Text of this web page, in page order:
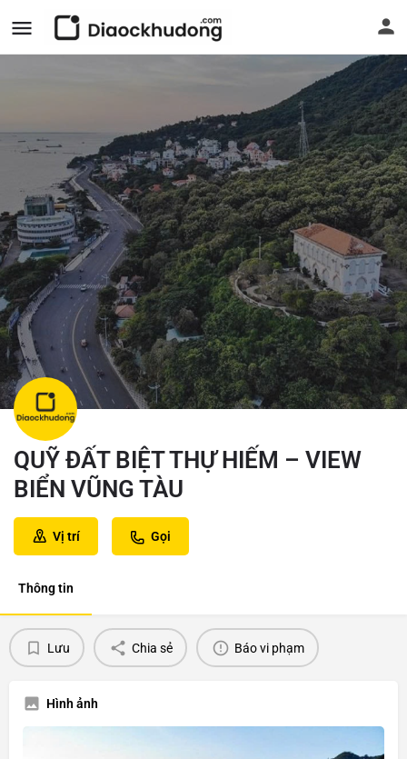
QUỸ ĐẤT BIỆT THỰ HIẾM – VIEW
BIỂN VŨNG TÀU
Vị trí Gọi
Thông tin
Lưu Chia sẻ Báo vi phạm
Hình ảnh